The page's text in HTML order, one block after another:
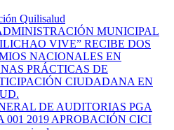
Quilisalud
MUNICIPAL
VIVE” RECIBE DOS
NACIONALES EN
PRÁCTICAS DE
CIUDADANA EN
DE AUDITORIAS PGA
001 2019 APROBACIÓN CICI